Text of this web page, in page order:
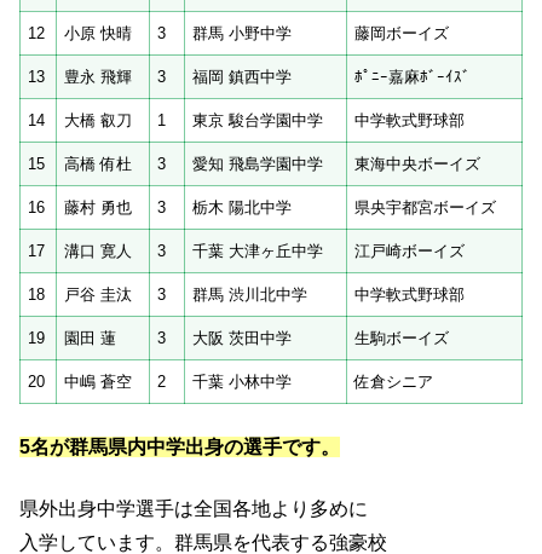
12 小原 快晴 3 群馬 小野中学 藤岡ボーイズ
13 豊永 飛輝 3 福岡 鎮西中学 ﾎﾟﾆｰ嘉麻ﾎﾞｰｲｽﾞ
14 大橋 叡刀 1 東京 駿台学園中学 中学軟式野球部
15 高橋 侑杜 3 愛知 飛島学園中学 東海中央ボーイズ
16 藤村 勇也 3 栃木 陽北中学 県央宇都宮ボーイズ
17 溝口 寛人 3 千葉 大津ヶ丘中学 江戸崎ボーイズ
18 戸谷 圭汰 3 群馬 渋川北中学 中学軟式野球部
19 園田 蓮 3 大阪 茨田中学 生駒ボーイズ
20 中嶋 蒼空 2 千葉 小林中学 佐倉シニア
5名が群馬県内中学出身の選手です。
県外出身中学選手は全国各地より多めに
入学しています。群馬県を代表する強豪校